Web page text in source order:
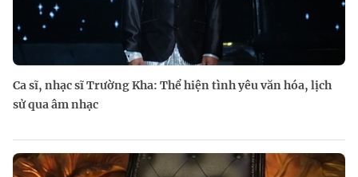
Ca sĩ, nhạc sĩ Trường Kha: Thể hiện tình yêu văn hóa, lịch
sử qua âm nhạc